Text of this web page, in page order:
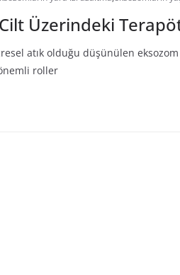
Üzerindeki
atık olduğu düşünülen
roller